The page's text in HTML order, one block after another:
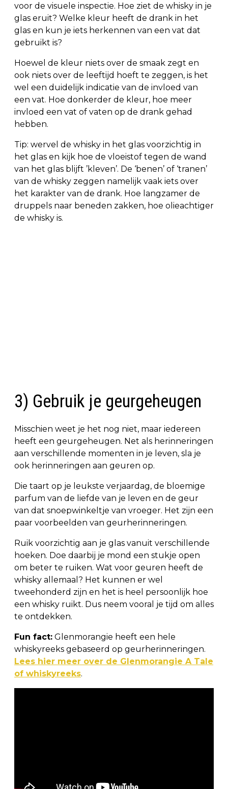
voor de visuele inspectie. Hoe ziet de whisky in je
glas eruit? Welke kleur heeft de drank in het
glas en kun je iets herkennen van een vat dat
gebruikt is?
Hoewel de kleur niets over de smaak zegt en
ook niets over de leeftijd hoeft te zeggen, is het
wel een duidelijk indicatie van de invloed van
een vat. Hoe donkerder de kleur, hoe meer
invloed een vat of vaten op de drank gehad
hebben.
Tip: wervel de whisky in het glas voorzichtig in
het glas en kijk hoe de vloeistof tegen de wand
van het glas blijft ’kleven’. De ‘benen’ of ‘tranen’
van de whisky zeggen namelijk vaak iets over
het karakter van de drank. Hoe langzamer de
druppels naar beneden zakken, hoe olieachtiger
de whisky is.
3) Gebruik je geurgeheugen
Misschien weet je het nog niet, maar iedereen
heeft een geurgeheugen. Net als herinneringen
aan verschillende momenten in je leven, sla je
ook herinneringen aan geuren op.
Die taart op je leukste verjaardag, de bloemige
parfum van de liefde van je leven en de geur
van dat snoepwinkeltje van vroeger. Het zijn een
paar voorbeelden van geurherinneringen.
Ruik voorzichtig aan je glas vanuit verschillende
hoeken. Doe daarbij je mond een stukje open
om beter te ruiken. Wat voor geuren heeft de
whisky allemaal? Het kunnen er wel
tweehonderd zijn en het is heel persoonlijk hoe
een whisky ruikt. Dus neem vooral je tijd om alles
te ontdekken.
Fun fact: Glenmorangie heeft een hele
whiskyreeks gebaseerd op geurherinneringen.
Lees hier meer over de Glenmorangie A Tale
of whiskyreeks.